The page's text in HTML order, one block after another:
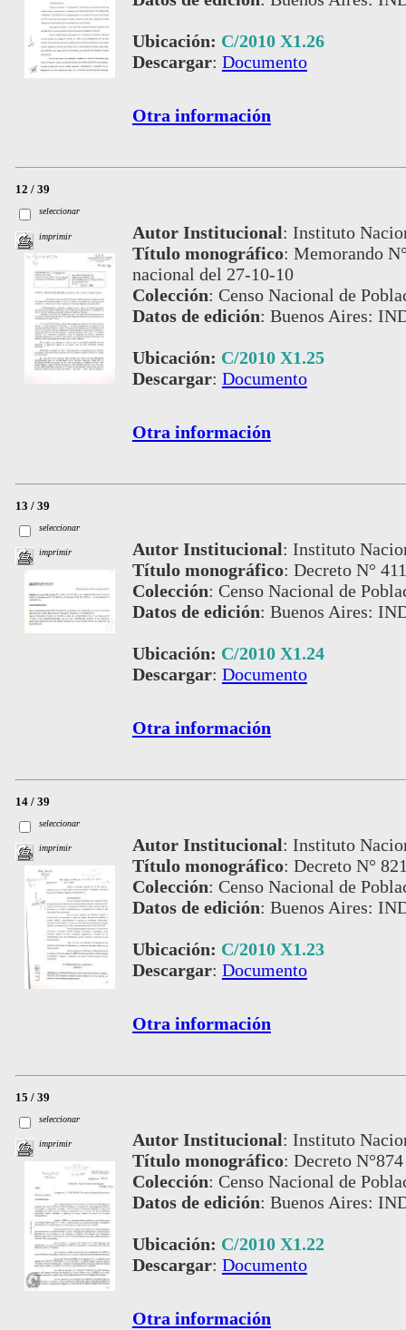
Ubicación: C/2010 X1.26
Descargar: Documento
Otra información
12 / 39
seleccionar
imprimir Autor Institucional: Instituto
Título monográfico: Memorando
nacional del 27-10-10
Colección: Censo Nacional de
Datos de edición: Buenos Aires:
Ubicación: C/2010 X1.25
Descargar: Documento
Otra información
13 / 39
seleccionar
imprimir Autor Institucional: Instituto
Título monográfico: Decreto N°
Colección: Censo Nacional de
Datos de edición: Buenos Aires:
Ubicación: C/2010 X1.24
Descargar: Documento
Otra información
14 / 39
seleccionar
imprimir Autor Institucional: Instituto
Título monográfico: Decreto N°
Colección: Censo Nacional de
Datos de edición: Buenos Aires:
Ubicación: C/2010 X1.23
Descargar: Documento
Otra información
15 / 39
seleccionar
imprimir Autor Institucional: Instituto
Título monográfico: Decreto
Colección: Censo Nacional de
Datos de edición: Buenos Aires:
Ubicación: C/2010 X1.22
Descargar: Documento
Otra información